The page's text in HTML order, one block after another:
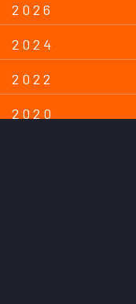
2026
2024
2022
2020